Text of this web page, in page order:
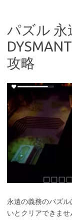
パズル 永
攻略
永遠の義務のパズ
いとクリアできま